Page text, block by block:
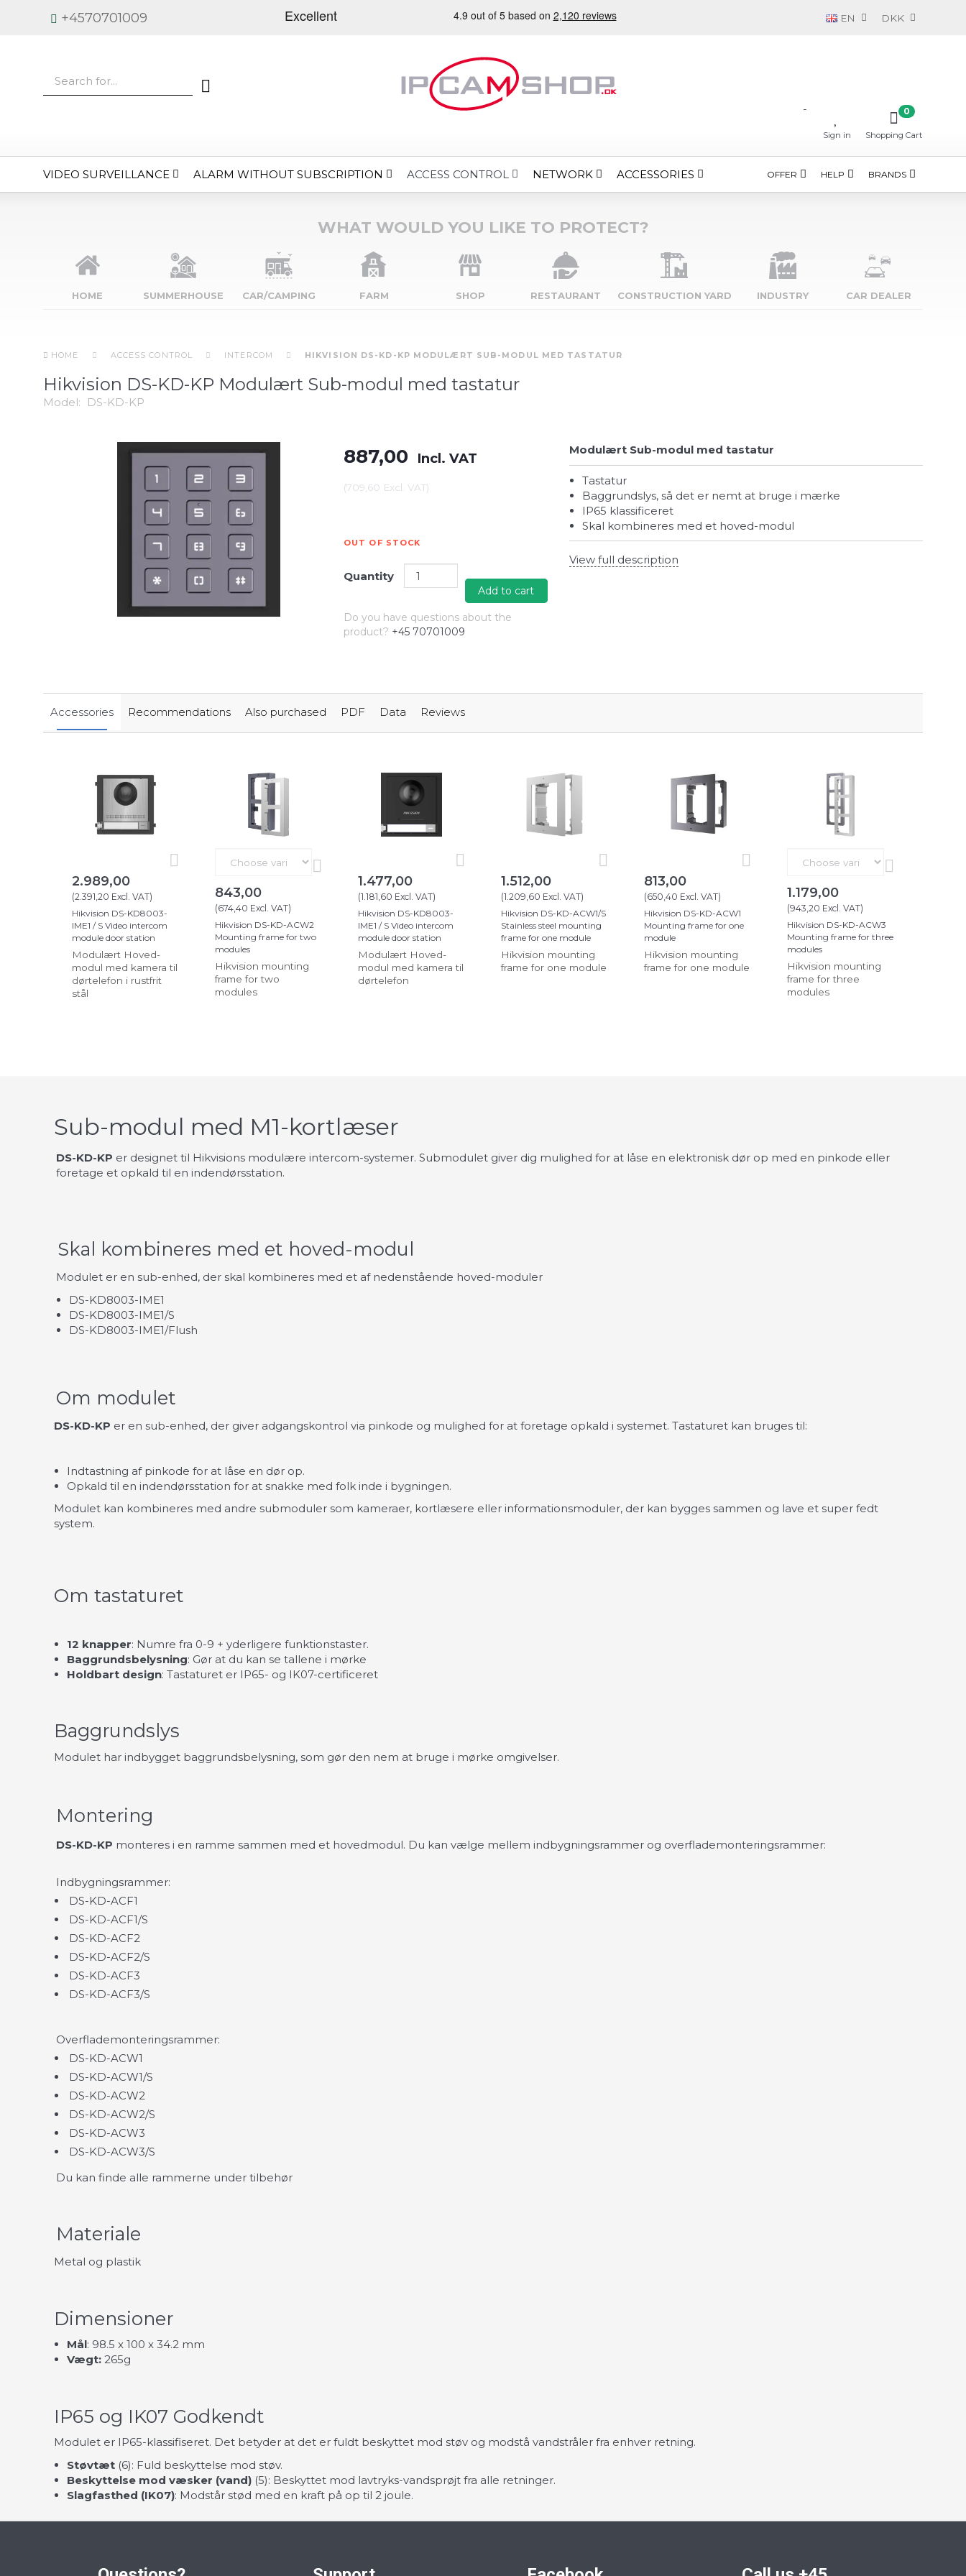
EN DKK
+4570701009
-
Sign in Shopping Cart
0
VIDEO SURVEILLANCE ALARM WITHOUT SUBSCRIPTION ACCESS CONTROL NETWORK ACCESSORIES OFFER HELP BRANDS
WHAT WOULD YOU LIKE TO PROTECT?
HOME SUMMERHOUSE CAR/CAMPING FARM SHOP RESTAURANT CONSTRUCTION YARD INDUSTRY CAR DEALER
HOME ACCESS CONTROL INTERCOM HIKVISION DS-KD-KP MODULÆRT SUB-MODUL MED TASTATUR
Hikvision DS-KD-KP Modulært Sub-modul med tastatur
Model: DS-KD-KP
887,00 Incl. VAT
(709,60 Excl. VAT)
OUT OF STOCK
Quantity
Add to cart
Do you have questions about the
product? +45 70701009
Modulært Sub-modul med tastatur
Tastatur
Baggrundslys, så det er nemt at bruge i mærke
IP65 klassificeret
Skal kombineres med et hoved-modul
View full description
Accessories Recommendations Also purchased PDF Data Reviews
2.989,00
(2.391,20 Excl. VAT)
Hikvision DS-KD8003-
IME1 / S Video intercom
module door station
Modulært Hoved-
modul med kamera til
dørtelefon i rustfrit
stål
843,00
(674,40 Excl. VAT)
Hikvision DS-KD-ACW2
Mounting frame for two
modules
Hikvision mounting
frame for two
modules
1.477,00
(1.181,60 Excl. VAT)
Hikvision DS-KD8003-
IME1 / S Video intercom
module door station
Modulært Hoved-
modul med kamera til
dørtelefon
1.512,00
(1.209,60 Excl. VAT)
Hikvision DS-KD-ACW1/S
Stainless steel mounting
frame for one module
Hikvision mounting
frame for one module
813,00
(650,40 Excl. VAT)
Hikvision DS-KD-ACW1
Mounting frame for one
module
Hikvision mounting
frame for one module
1.179,00
(943,20 Excl. VAT)
Hikvision DS-KD-ACW3
Mounting frame for three
modules
Hikvision mounting
frame for three
modules
Sub-modul med M1-kortlæser
DS-KD-KP er designet til Hikvisions modulære intercom-systemer. Submodulet giver dig mulighed for at låse en elektronisk dør op med en pinkode eller
foretage et opkald til en indendørsstation.
Skal kombineres med et hoved-modul
Modulet er en sub-enhed, der skal kombineres med et af nedenstående hoved-moduler
DS-KD8003-IME1
DS-KD8003-IME1/S
DS-KD8003-IME1/Flush
Om modulet
DS-KD-KP er en sub-enhed, der giver adgangskontrol via pinkode og mulighed for at foretage opkald i systemet. Tastaturet kan bruges til:
Indtastning af pinkode for at låse en dør op.
Opkald til en indendørsstation for at snakke med folk inde i bygningen.
Modulet kan kombineres med andre submoduler som kameraer, kortlæsere eller informationsmoduler, der kan bygges sammen og lave et super fedt
system.
Om tastaturet
12 knapper: Numre fra 0-9 + yderligere funktionstaster.
Baggrundsbelysning: Gør at du kan se tallene i mørke
Holdbart design: Tastaturet er IP65- og IK07-certificeret
Baggrundslys
Modulet har indbygget baggrundsbelysning, som gør den nem at bruge i mørke omgivelser.
Montering
DS-KD-KP monteres i en ramme sammen med et hovedmodul. Du kan vælge mellem indbygningsrammer og overflademonteringsrammer:
Indbygningsrammer:
DS-KD-ACF1
DS-KD-ACF1/S
DS-KD-ACF2
DS-KD-ACF2/S
DS-KD-ACF3
DS-KD-ACF3/S
Overflademonteringsrammer:
DS-KD-ACW1
DS-KD-ACW1/S
DS-KD-ACW2
DS-KD-ACW2/S
DS-KD-ACW3
DS-KD-ACW3/S
Du kan finde alle rammerne under tilbehør
Materiale
Metal og plastik
Dimensioner
Mål: 98.5 x 100 x 34.2 mm
Vægt: 265g
IP65 og IK07 Godkendt
Modulet er IP65-klassifiseret. Det betyder at det er fuldt beskyttet mod støv og modstå vandstråler fra enhver retning.
Støvtæt (6): Fuld beskyttelse mod støv.
Beskyttelse mod væsker (vand) (5): Beskyttet mod lavtryks-vandsprøjt fra alle retninger.
Slagfasthed (IK07): Modstår stød med en kraft på op til 2 joule.